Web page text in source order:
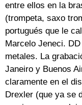
entre ellos en la
(trompeta, saxo
portugués que le
Marcelo Jeneci.
metales. La
Janeiro y Buenos
claramente en el
Drexler (que ya se